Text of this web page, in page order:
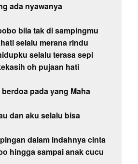
ada nyawanya
bila tak di sampingmu
selalu merana rindu
selalu terasa sepi
oh pujaan hati
pada yang Maha
dan aku selalu bisa
dalam indahnya cinta
hingga sampai anak cucu